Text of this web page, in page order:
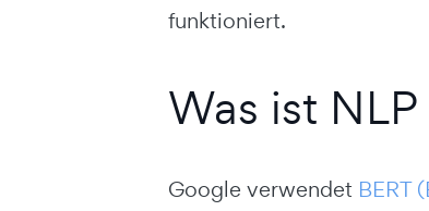
funktioniert.
Was ist NLP
Google verwendet BERT